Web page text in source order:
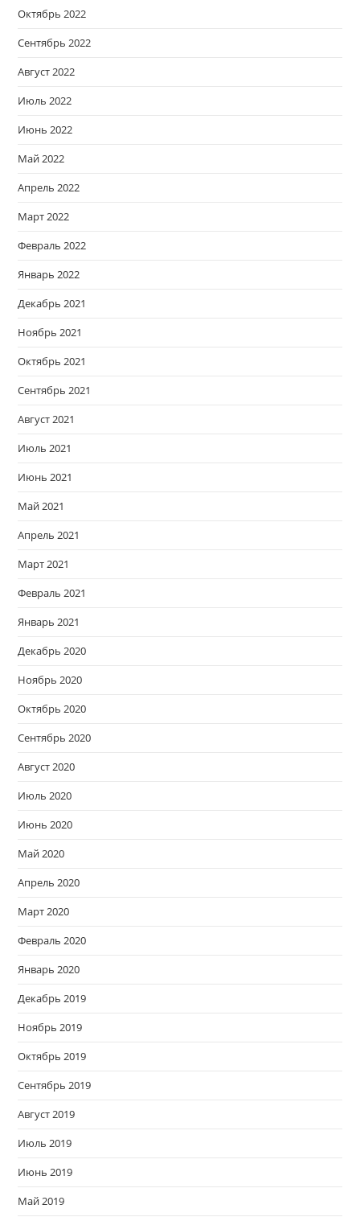
Октябрь 2022
Сентябрь 2022
Август 2022
Июль 2022
Июнь 2022
Май 2022
Апрель 2022
Март 2022
Февраль 2022
Январь 2022
Декабрь 2021
Ноябрь 2021
Октябрь 2021
Сентябрь 2021
Август 2021
Июль 2021
Июнь 2021
Май 2021
Апрель 2021
Март 2021
Февраль 2021
Январь 2021
Декабрь 2020
Ноябрь 2020
Октябрь 2020
Сентябрь 2020
Август 2020
Июль 2020
Июнь 2020
Май 2020
Апрель 2020
Март 2020
Февраль 2020
Январь 2020
Декабрь 2019
Ноябрь 2019
Октябрь 2019
Сентябрь 2019
Август 2019
Июль 2019
Июнь 2019
Май 2019